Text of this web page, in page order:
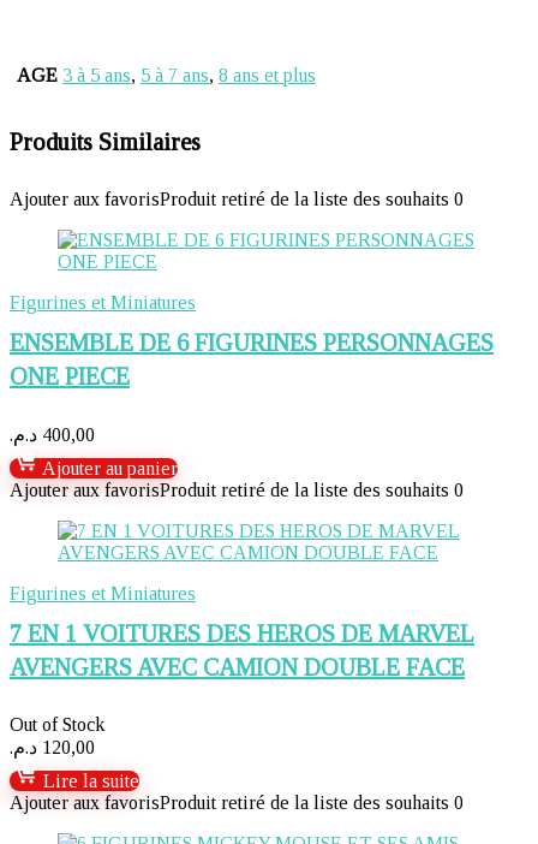
AGE 3 à 5 ans, 5 à 7 ans, 8 ans et plus
Produits Similaires
Ajouter aux favorisProduit retiré de la liste des souhaits 0
Figurines et Miniatures
ENSEMBLE DE 6 FIGURINES PERSONNAGES
ONE PIECE
400,00 د.م.
Ajouter au panier
Ajouter aux favorisProduit retiré de la liste des souhaits 0
Figurines et Miniatures
7 EN 1 VOITURES DES HEROS DE MARVEL
AVENGERS AVEC CAMION DOUBLE FACE
Out of Stock
120,00 د.م.
Lire la suite
Ajouter aux favorisProduit retiré de la liste des souhaits 0